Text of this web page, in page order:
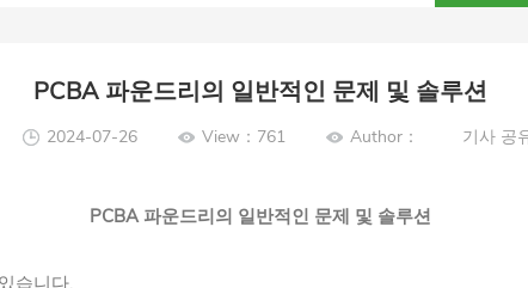
PCBA 파운드리의 일반적인 문제 및 솔루션
2024-07-26 View：761 Author： 기사 공
PCBA 파운드리의 일반적인 문제 및 솔루션
습니다.